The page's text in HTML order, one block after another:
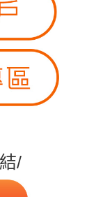
/